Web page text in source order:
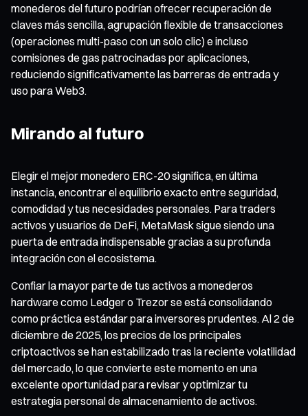
monederos del futuro podrían ofrecer recuperación de
claves más sencilla, agrupación flexible de transacciones
(operaciones multi-paso con un solo clic) e incluso
comisiones de gas patrocinadas por aplicaciones,
reduciendo significativamente las barreras de entrada y
uso para Web3.
Mirando al futuro
Elegir el mejor monedero ERC-20 significa, en última
instancia, encontrar el equilibrio exacto entre seguridad,
comodidad y tus necesidades personales. Para traders
activos y usuarios de DeFi, MetaMask sigue siendo una
puerta de entrada indispensable gracias a su profunda
integración con el ecosistema.
Confiar la mayor parte de tus activos a monederos
hardware como Ledger o Trezor se está consolidando
como práctica estándar para inversores prudentes. Al 2 de
diciembre de 2025, los precios de los principales
criptoactivos se han estabilizado tras la reciente volatilidad
del mercado, lo que convierte este momento en una
excelente oportunidad para revisar y optimizar tu
estrategia personal de almacenamiento de activos.